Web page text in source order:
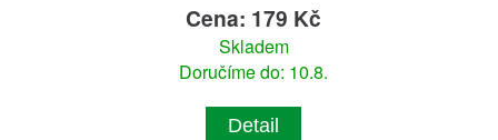
Cena: 179 Kč
Skladem
Doručíme do: 10.8.
Detail